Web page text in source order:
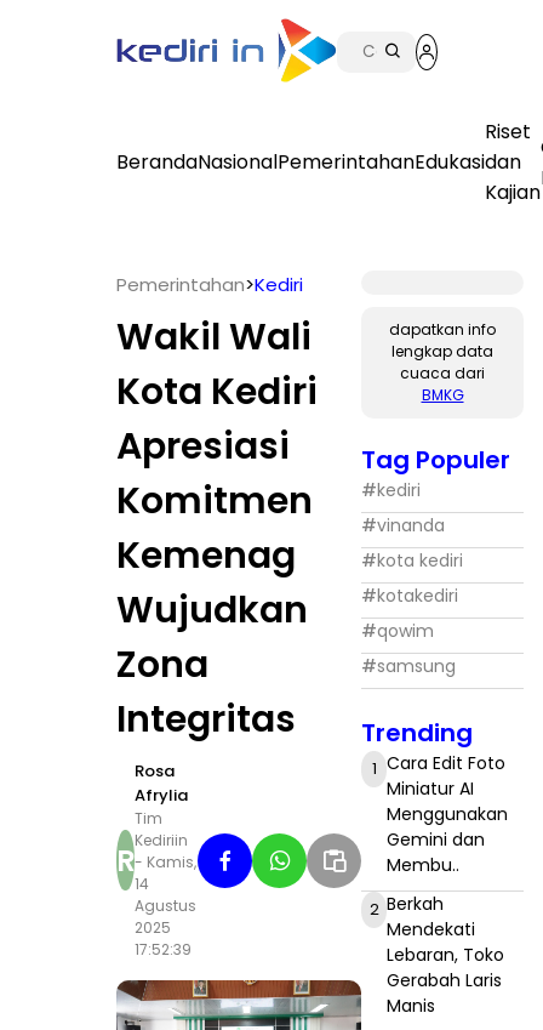
BerandaNasionalPemerintahanEdukasi
Riset
dan
Kajian
Pemerintahan>Kediri
Wakil Wali
Kota Kediri
Apresiasi
Komitmen
Kemenag
Wujudkan
Zona
Integritas
R
Rosa
Afrylia
Tim
Kediriin
- Kamis,
14
Agustus
2025
17:52:39
dapatkan info
lengkap data
cuaca dari
BMKG
Tag Populer
#kediri
#vinanda
#kota kediri
#kotakediri
#qowim
#samsung
Trending
1 Cara Edit Foto
Miniatur AI
Menggunakan
Gemini dan
Membu..
2 Berkah
Mendekati
Lebaran, Toko
Gerabah Laris
Manis